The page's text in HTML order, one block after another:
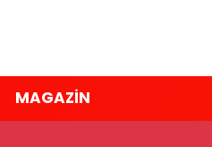
MAGAZİN